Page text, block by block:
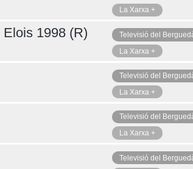
La Xarxa +
1998 (R)
Televisió del
La Xarxa +
Televisió del
La Xarxa +
Televisió del
La Xarxa +
Televisió del